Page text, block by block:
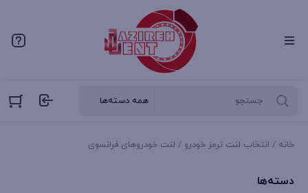
خانه / انتخاب لنت ترمز خودرو / لنت خودروهای فرانسوی
دسته‌ها